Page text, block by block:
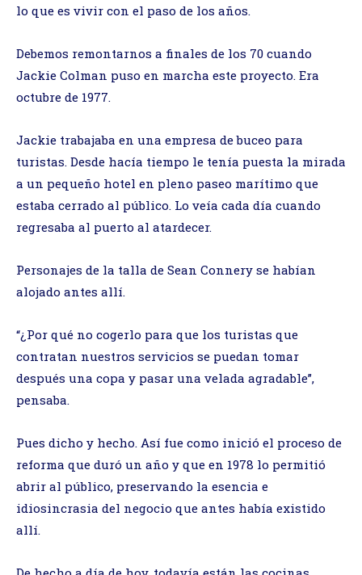
lo que es vivir con el paso de los años.
Debemos remontarnos a finales de los 70 cuando
Jackie Colman puso en marcha este proyecto. Era
octubre de 1977.
Jackie trabajaba en una empresa de buceo para
turistas. Desde hacía tiempo le tenía puesta la mirada
a un pequeño hotel en pleno paseo marítimo que
estaba cerrado al público. Lo veía cada día cuando
regresaba al puerto al atardecer.
Personajes de la talla de Sean Connery se habían
alojado antes allí.
“¿Por qué no cogerlo para que los turistas que
contratan nuestros servicios se puedan tomar
después una copa y pasar una velada agradable”,
pensaba.
Pues dicho y hecho. Así fue como inició el proceso de
reforma que duró un año y que en 1978 lo permitió
abrir al público, preservando la esencia e
idiosincrasia del negocio que antes había existido
allí.